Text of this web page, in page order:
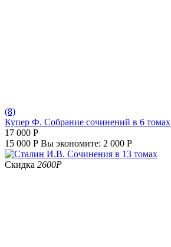
(8)
Купер Ф. Собрание сочинений в 6 томах
17 000 Р
15 000 Р Вы экономите: 2 000 Р
Скидка 2600Р